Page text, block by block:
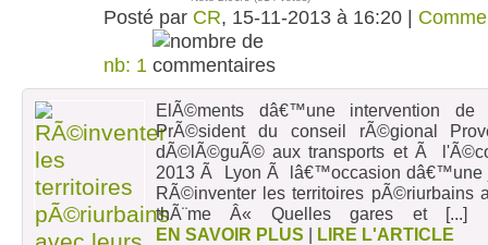
Posté par CR, 15-11-2013 à 16:20 |
nb: 1
ElÃ©ments dâ€™une intervention
PrÃ©sident du conseil rÃ©gional
dÃ©lÃ©guÃ© aux transports et Ã
2013 Ã Lyon Ã lâ€™occasion dâ€™une
RÃ©inventer les territoires pÃ©riurbains
thÃ¨me Â« Quelles gares et[...]
EN SAVOIR PLUS | LIRE L'ARTICLE